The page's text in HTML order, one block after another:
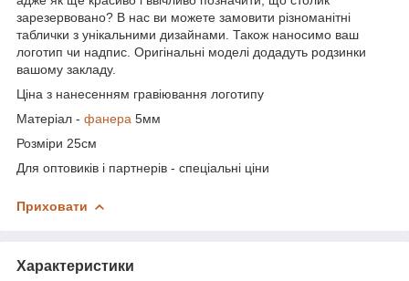
зарезервовано? В нас ви можете замовити різноманітні
таблички з унікальними дизайнами. Також наносимо ваш
логотип чи надпис. Оригінальні моделі додадуть родзинки
вашому закладу.
Ціна з нанесенням гравіювання логотипу
Матеріал - фанера 5мм
Розміри 25см
Для оптовиків і партнерів - спеціальні ціни
Приховати
Характеристики